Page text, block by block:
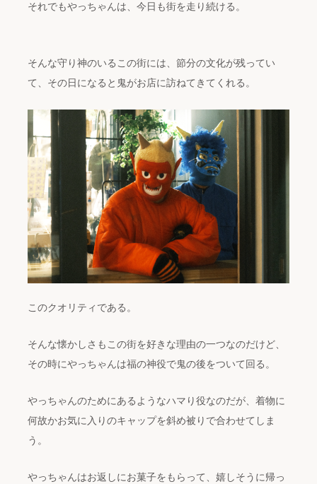
それでもやっちゃんは、今日も街を走り続ける。
そんな守り神のいるこの街には、節分の文化が残ってい
て、その日になると鬼がお店に訪ねてきてくれる。
このクオリティである。
そんな懐かしさもこの街を好きな理由の一つなのだけど、
その時にやっちゃんは福の神役で鬼の後をついて回る。
やっちゃんのためにあるようなハマり役なのだが、着物に
何故かお気に入りのキャップを斜め被りで合わせてしま
う。
やっちゃんはお返しにお菓子をもらって、嬉しそうに帰っ